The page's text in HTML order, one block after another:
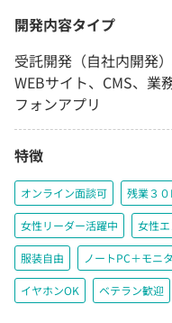
開発内容タイプ
受託開発（自社内開発
WEBサイト、CMS、業
フォンアプリ
特徴
オンライン面談可 残業３
女性リーダー活躍中 女性
服装自由 ノートPC＋モニ
イヤホンOK ベテラン歓迎